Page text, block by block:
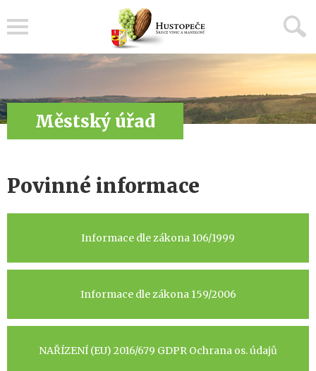
Městský úřad
Povinné informace
Informace dle zákona 106/1999
Informace dle zákona 159/2006
NAŘÍZENÍ (EU) 2016/679 GDPR Ochrana os. údajů